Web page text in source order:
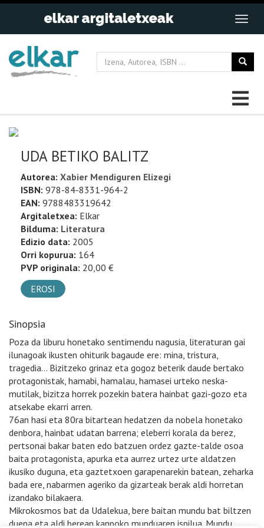
UDA BETIKO BALITZ
Autorea: Xabier Mendiguren Elizegi
ISBN: 978-84-8331-964-2
EAN: 9788483319642
Argitaletxea: Elkar
Bilduma: Literatura
Edizio data: 2005
Orri kopurua: 164
PVP originala: 20,00 €
EROSI
Sinopsia
Poza da liburu honetako sentimendu nagusia, literaturan gai
ilunagoak ikusten ohiturik bagaude ere: mina, tristura,
tragedia… Bizitzeko grinaz eta gogoz beterik daude bertako
protagonistak, hamabi, hamalau, hamasei urteko neska-
mutilak, bizitza horrek pozekin batera hainbat gazi-gozo eta
atsekabe ekarri arren.
76an hasi eta 80ra bitartean hedatzen da nobela honetako
denbora, hainbat udatan barrena; eleberri korala da berez,
pertsonai bakar baten edo batzuen ordez gazte-talde osoa
baita protagonista, apurka eta aurrez urtez urte aldatzen
ikusiko duguna, eta gaztetxoen garapenarekin batean, zeharka
bada ere, nabarmen ageriko da gizarteak berak aldi horretan
izandako bilakaera.
Mikrokosmos bat da Udalekua, bere baitan mundu bat biltzen
duena eta aldi berean kanpoko munduaren ispilua. Mundu